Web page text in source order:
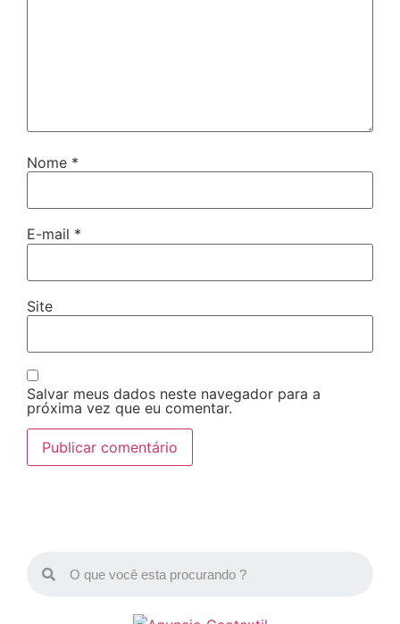
Nome *
E-mail *
Site
Salvar meus dados neste navegador para a
próxima vez que eu comentar.